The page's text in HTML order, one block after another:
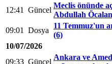
12:41
Güncel
Meclis önünde
Abdullah
09:01
Dosya
11 Temmuz'un
(6)
10/07/2026
09:33 Güncel
Ankara ve